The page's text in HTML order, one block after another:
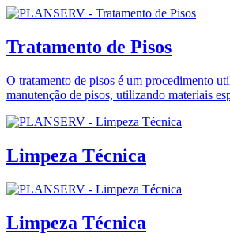
Tratamento de Pisos
O tratamento de pisos é um procedimento
manutenção de pisos, utilizando materiais
Limpeza Técnica
Limpeza Técnica